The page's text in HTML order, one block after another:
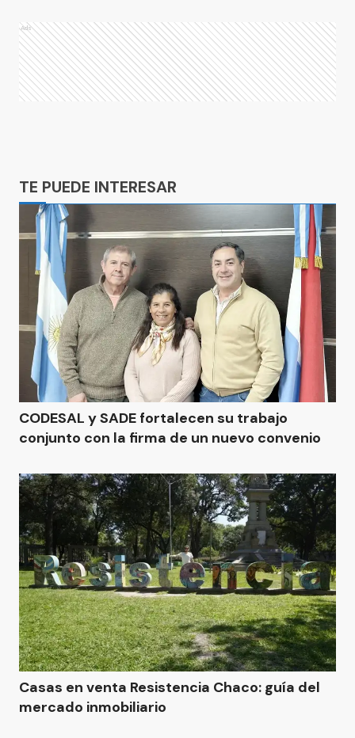
Ads
TE PUEDE INTERESAR
CODESAL y SADE fortalecen su trabajo
conjunto con la firma de un nuevo convenio
Casas en venta Resistencia Chaco: guía del
mercado inmobiliario